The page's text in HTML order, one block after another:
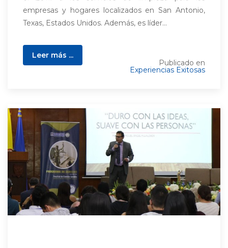
empresas y hogares localizados en San Antonio,
Texas, Estados Unidos. Además, es líder...
Leer más ...
Publicado en
Experiencias Exitosas